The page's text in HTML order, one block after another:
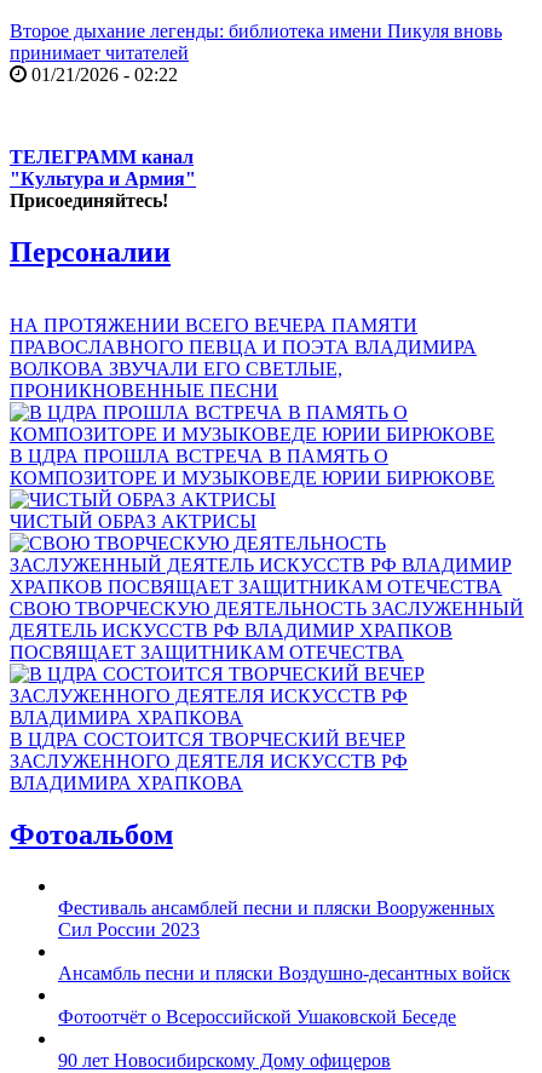
Второе дыхание легенды: библиотека имени Пикуля вновь
принимает читателей
01/21/2026 - 02:22
ТЕЛЕГРАММ канал
"Культура и Армия"
Присоединяйтесь!
Персоналии
НА ПРОТЯЖЕНИИ ВСЕГО ВЕЧЕРА ПАМЯТИ
ПРАВОСЛАВНОГО ПЕВЦА И ПОЭТА ВЛАДИМИРА
ВОЛКОВА ЗВУЧАЛИ ЕГО СВЕТЛЫЕ,
ПРОНИКНОВЕННЫЕ ПЕСНИ
В ЦДРА ПРОШЛА ВСТРЕЧА В ПАМЯТЬ О
КОМПОЗИТОРЕ И МУЗЫКОВЕДЕ ЮРИИ БИРЮКОВЕ
ЧИСТЫЙ ОБРАЗ АКТРИСЫ
СВОЮ ТВОРЧЕСКУЮ ДЕЯТЕЛЬНОСТЬ ЗАСЛУЖЕННЫЙ
ДЕЯТЕЛЬ ИСКУССТВ РФ ВЛАДИМИР ХРАПКОВ
ПОСВЯЩАЕТ ЗАЩИТНИКАМ ОТЕЧЕСТВА
В ЦДРА СОСТОИТСЯ ТВОРЧЕСКИЙ ВЕЧЕР
ЗАСЛУЖЕННОГО ДЕЯТЕЛЯ ИСКУССТВ РФ
ВЛАДИМИРА ХРАПКОВА
Фотоальбом
Фестиваль ансамблей песни и пляски Вооруженных
Сил России 2023
Ансамбль песни и пляски Воздушно-десантных войск
Фотоотчёт о Всероссийской Ушаковской Беседе
90 лет Новосибирскому Дому офицеров